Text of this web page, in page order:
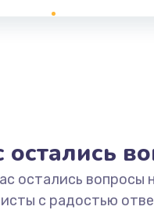
остались
остались вопросы
с радостью